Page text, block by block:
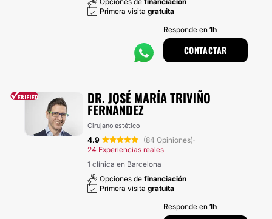
Primera visita gratuita
Responde en 1h
CONTACTAR
DR. JOSÉ MARÍA TRIVIÑO
FERNÁNDEZ
Cirujano estético
4.9 (84 Opiniones)·
24 Experiencias reales
1 clínica en Barcelona
Opciones de financiación
Primera visita gratuita
Responde en 1h